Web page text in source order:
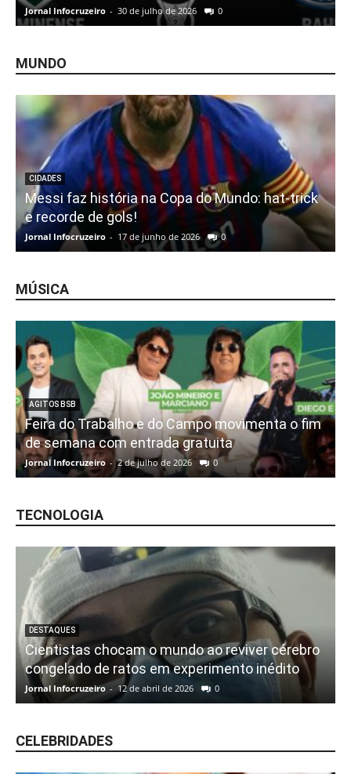
Jornal Infocruzeiro - 30 de julho de 2026 0
MUNDO
CIDADES
Messi faz história na Copa do Mundo: hat-trick
e recorde de gols!
Jornal Infocruzeiro - 17 de junho de 2026 0
MÚSICA
AGITOS BSB
Feira do Trabalho e do Campo movimenta o fim
de semana com entrada gratuita
Jornal Infocruzeiro - 2 de julho de 2026 0
TECNOLOGIA
DESTAQUES
Cientistas chocam o mundo ao reviver cérebro
congelado de ratos em experimento inédito
Jornal Infocruzeiro - 12 de abril de 2026 0
CELEBRIDADES